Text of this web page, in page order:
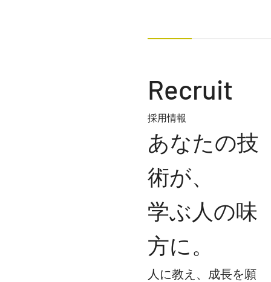
Recruit
採用情報
あなたの技
術が、
学ぶ人の味
方に。
人に教え、成長を願